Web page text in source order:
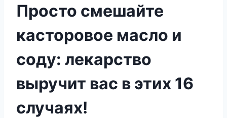
Просто смешайте
касторовое масло и
соду: лекарство
выручит вас в этих 16
случаях!